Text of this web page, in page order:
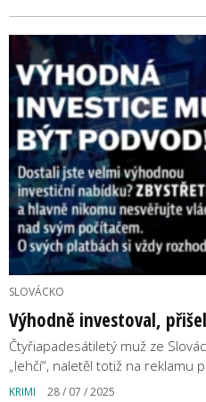
SLOVÁCKO
Výhodně investoval,
Čtyřiapadesátiletý muž ze
„lehčí“, naletěl totiž na reklamu
KRIMI 28 / 07 / 2025